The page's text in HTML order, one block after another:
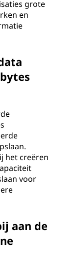
grote
en
het creëren
voor
aan de